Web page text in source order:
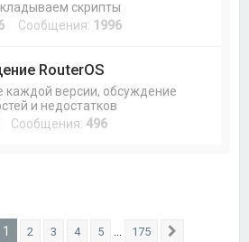
скрипты
Сообщения: 1996
RouterOS
каждой версии, обсуждение
и недостатков
Сообщения:496
из 175
1 2 3 4 5 175